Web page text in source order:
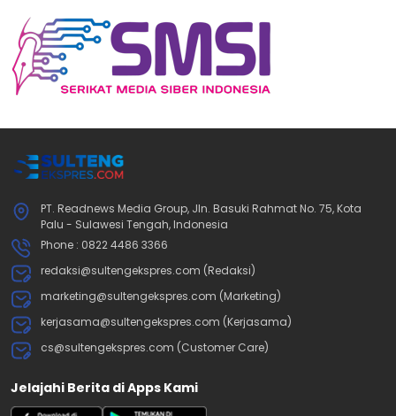
PT. Readnews Media Group, Jln. Basuki Rahmat No. 75, Kota
Palu - Sulawesi Tengah, Indonesia
Phone : 0822 4486 3366
redaksi@sultengekspres.com (Redaksi)
marketing@sultengekspres.com (Marketing)
kerjasama@sultengekspres.com (Kerjasama)
cs@sultengekspres.com (Customer Care)
Jelajahi Berita di Apps Kami